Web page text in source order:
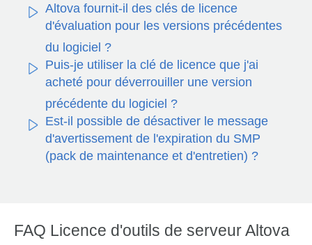
Altova fournit-il des clés de licence
d'évaluation pour les versions précédentes
du logiciel ?
Puis-je utiliser la clé de licence que j'ai
acheté pour déverrouiller une version
précédente du logiciel ?
Est-il possible de désactiver le message
d'avertissement de l'expiration du SMP
(pack de maintenance et d'entretien) ?
FAQ Licence d'outils de serveur Altova